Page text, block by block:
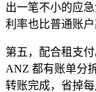
出一笔不小的应
利率也比普通账户
第五，配合租支付
ANZ 都有账单分
转账完成，省掉